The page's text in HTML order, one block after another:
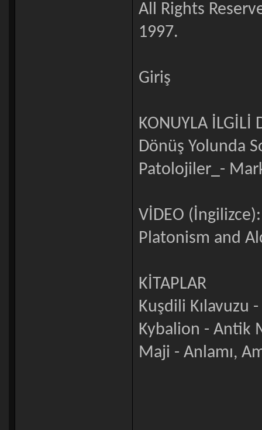
All Rights
1997.
Giriş
KONUYLA İLGİLİ
Dönüş Yolunda
Patolojiler_-
VİDEO (İngilizce):
Platonism and
KİTAPLAR
Kuşdili Kılavuzu
Kybalion - Antik
Maji - Anlamı,